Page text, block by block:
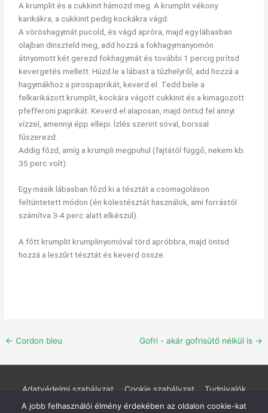
A krumplit és a cukkinit hámozd meg. A krumplit vékony
karikákra, a cukkinit pedig kockákra vágd.
A vöröshagymát pucold, és vágd apróra, majd egy lábasban
olajban dinszteld meg, add hozzá a fokhagymanyomón
átnyomott két gerezd fokhagymát és további 1 percig pirítsd
kevergetés mellett. Húzd le a lábast a tűzhelyről, add hozzá a
hagymákhoz a pirospaprikát, keverd el. Tedd bele a
felkarikázott krumplit, kockára vágott cukkinit és a kimagozott
pfefferoni paprikát. Keverd el alaposan, majd öntsd fel annyi
vízzel, amennyi épp ellepi. Ízlés szerint sóval, borssal
fűszerezd.
Addig főzd, amíg a krumpli megpuhul (fajtától függő, nekem kb.
35 perc volt).
Egy másik lábasban főzd ki a tésztát a csomagoláson
feltüntetett módon (én kölestésztát használok, ami forrástól
számítva 3-4 perc alatt elkészül).
A főtt krumplit krumplinyomóval törd apróbbra, majd öntsd
hozzá a leszűrt tésztát és keverd össze.
← Cordon bleu Gofri - akár gofrisütő nélkül is →
Adatvédelmi szabályzat Cookie szabályzat
Tudnivalók
Rólunk
Kapcsolat
A jobb felhasználói élmény érdekében az oldalon cookie-kat